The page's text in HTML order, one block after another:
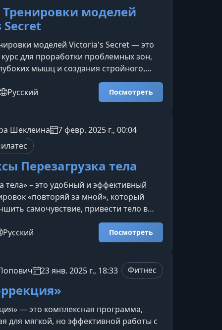
и
Тренировки моделей
моделей Victoria's Secret — это
для проработки проблемных зон,
мышц и создания стройного,
тела. Методика основана на
системе моделей Victoria’s Secret и
кто хочет улучшить качество фигуры
авторский подход, направленный на
тонуса и выносливости. Тренировки
Русский Посмотреть
Шеклеина
7 февр. 2025 г., 00:04
Перезагрузка тела
тела» – это удобный и эффективный
«повторяй за мной», который
самочувствие, привести тело в
дома без сложного инвентаря и
представляет собой пакет
тела»Вы получаете серию видео-
с тренером в реальном времени.
сопровождается понятными
поэтому тре
Русский Посмотреть
23 янв. 2025 г., 18:33 Фитнес
— это комплексная программа,
для мягкой, но эффективной работы с